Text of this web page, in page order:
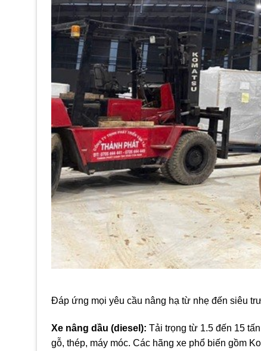
Đáp ứng mọi yêu cầu nâng hạ từ nhẹ đến siêu
Xe nâng dầu (diesel): Tải trọng từ 1.5 đến 15
gỗ, thép, máy móc. Các hãng xe phổ biến gồm